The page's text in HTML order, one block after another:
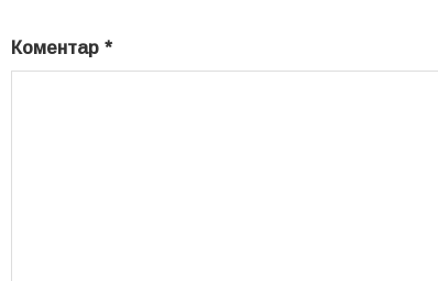
Коментар *